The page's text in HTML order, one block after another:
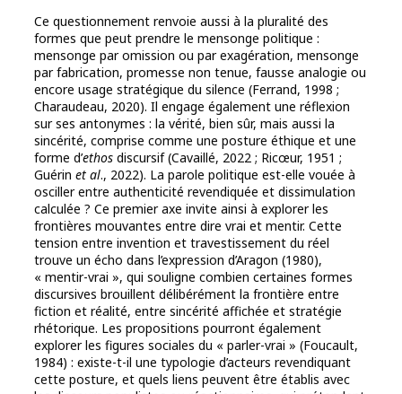
Ce questionnement renvoie aussi à la pluralité des
formes que peut prendre le mensonge politique :
mensonge par omission ou par exagération, mensonge
par fabrication, promesse non tenue, fausse analogie ou
encore usage stratégique du silence (Ferrand, 1998 ;
Charaudeau, 2020). Il engage également une réflexion
sur ses antonymes : la vérité, bien sûr, mais aussi la
sincérité, comprise comme une posture éthique et une
forme d’ethos discursif (Cavaillé, 2022 ; Ricœur, 1951 ;
Guérin et al., 2022). La parole politique est-elle vouée à
osciller entre authenticité revendiquée et dissimulation
calculée ? Ce premier axe invite ainsi à explorer les
frontières mouvantes entre dire vrai et mentir. Cette
tension entre invention et travestissement du réel
trouve un écho dans l’expression d’Aragon (1980),
« mentir-vrai », qui souligne combien certaines formes
discursives brouillent délibérément la frontière entre
fiction et réalité, entre sincérité affichée et stratégie
rhétorique. Les propositions pourront également
explorer les figures sociales du « parler-vrai » (Foucault,
1984) : existe-t-il une typologie d’acteurs revendiquant
cette posture, et quels liens peuvent être établis avec